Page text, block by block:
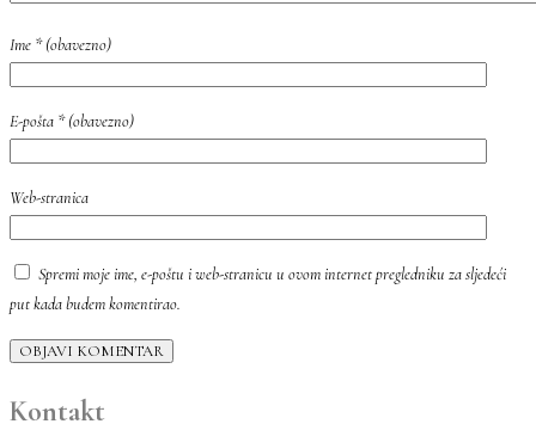
Ime * (obavezno)
E-pošta * (obavezno)
Web-stranica
Spremi moje ime, e-poštu i web-stranicu u ovom internet pregledniku za sljedeći
put kada budem komentirao.
OBJAVI KOMENTAR
Kontakt